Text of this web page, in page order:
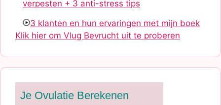
verpesten + 3 anti-stress tips
3 klanten en hun ervaringen met mijn boek
Klik hier om Vlug Bevrucht uit te proberen
Je Ovulatie Berekenen